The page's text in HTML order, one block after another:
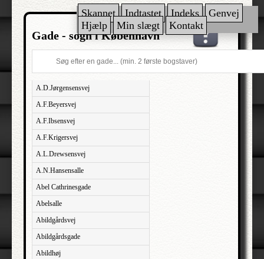
Skannet Indtastet Indeks
Genvej
Hjælp
Min slægt Kontakt
Gade - sogn i København
A.D.Jørgensensvej
A.F.Beyersvej
A.F.Ibsensvej
A.F.Krigersvej
A.L.Drewsensvej
A.N.Hansensalle
Abel Cathrinesgade
Abelsalle
Abildgårdsvej
Abildgårdsgade
Abildhøj